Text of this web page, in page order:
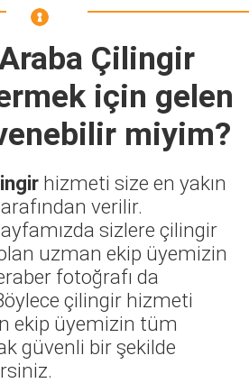
Çilingir
için gelen
miyim?
hizmeti size en yakın
verilir.
sizlere çilingir
uzman ekip üyemizin
fotoğrafı da
çilingir hizmeti
ekip üyemizin tüm
güvenli bir şekilde